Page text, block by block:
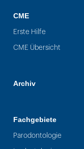
CME
Erste Hilfe
CME Übersicht
Archiv
Fachgebiete
Parodontologie